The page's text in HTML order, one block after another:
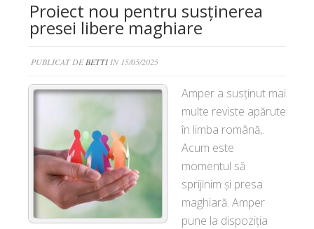
Proiect nou pentru susținerea
presei libere maghiare
PUBLICAT DEBETTIIN 15/05/2025
Amper a susținut mai
multe reviste apărute
în limba română,.
Acum este
momentul să
sprijinim și presa
maghiară. Amper
pune la dispoziția